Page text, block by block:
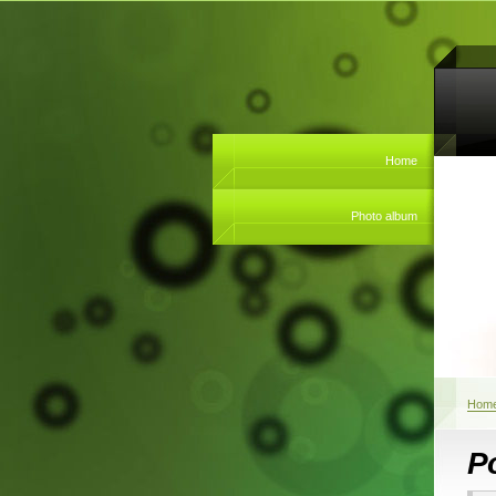
Home
Photo album